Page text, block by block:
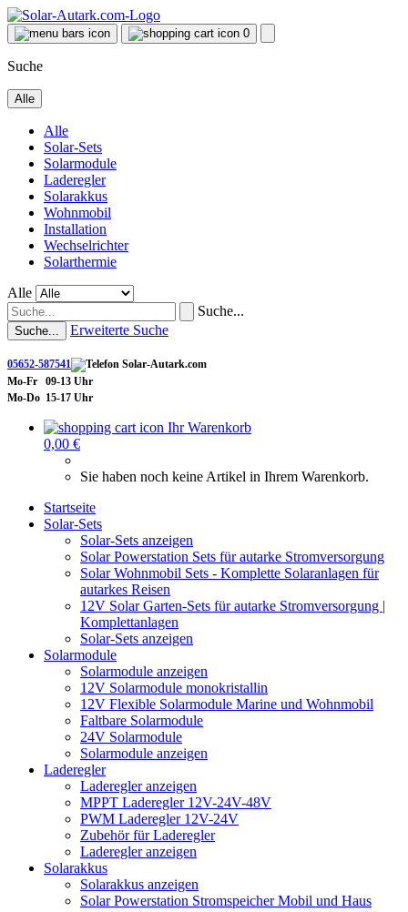
0
Suche
Alle
Alle
Solar-Sets
Solarmodule
Laderegler
Solarakkus
Wohnmobil
Installation
Wechselrichter
Solarthermie
Alle
Suche...
Suche... Erweiterte Suche
05652-587541
Mo-Fr 09-13 Uhr
Mo-Do 15-17 Uhr
Ihr Warenkorb
0,00 €
Sie haben noch keine Artikel in Ihrem Warenkorb.
Startseite
Solar-Sets
Solar-Sets anzeigen
Solar Powerstation Sets für autarke Stromversorgung
Solar Wohnmobil Sets - Komplette Solaranlagen für
autarkes Reisen
12V Solar Garten-Sets für autarke Stromversorgung |
Komplettanlagen
Solar-Sets anzeigen
Solarmodule
Solarmodule anzeigen
12V Solarmodule monokristallin
12V Flexible Solarmodule Marine und Wohnmobil
Faltbare Solarmodule
24V Solarmodule
Solarmodule anzeigen
Laderegler
Laderegler anzeigen
MPPT Laderegler 12V-24V-48V
PWM Laderegler 12V-24V
Zubehör für Laderegler
Laderegler anzeigen
Solarakkus
Solarakkus anzeigen
Solar Powerstation Stromspeicher Mobil und Haus